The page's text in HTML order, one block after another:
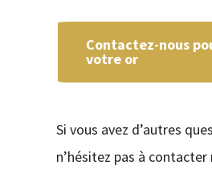
Contactez-nous
votre or
Si vous avez d’autres
n’hésitez pas à